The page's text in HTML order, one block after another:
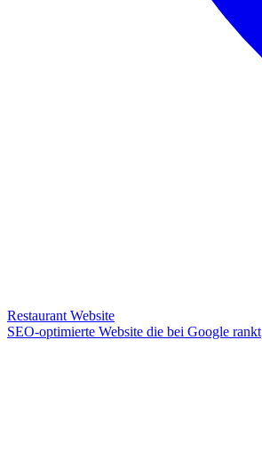
Restaurant Website
SEO-optimierte Website die bei Google rankt